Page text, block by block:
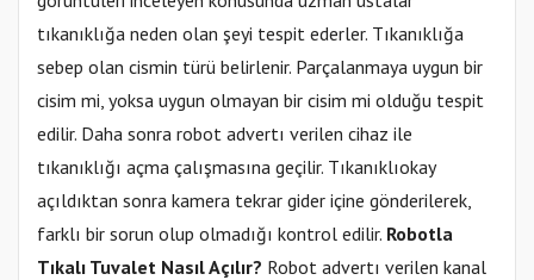
tıkanıklığa neden olan şeyi tespit ederler. Tıkanıklığa
sebep olan cismin türü belirlenir. Parçalanmaya uygun bir
cisim mi, yoksa uygun olmayan bir cisim mi olduğu tespit
edilir. Daha sonra robot advertı verilen cihaz ile
tıkanıklığı açma çalışmasına geçilir. Tıkanıklıokay
açıldıktan sonra kamera tekrar gider içine gönderilerek,
farklı bir sorun olup olmadığı kontrol edilir. Robotla
Tıkalı Tuvalet Nasıl Açılır? Robot advertı verilen kanal